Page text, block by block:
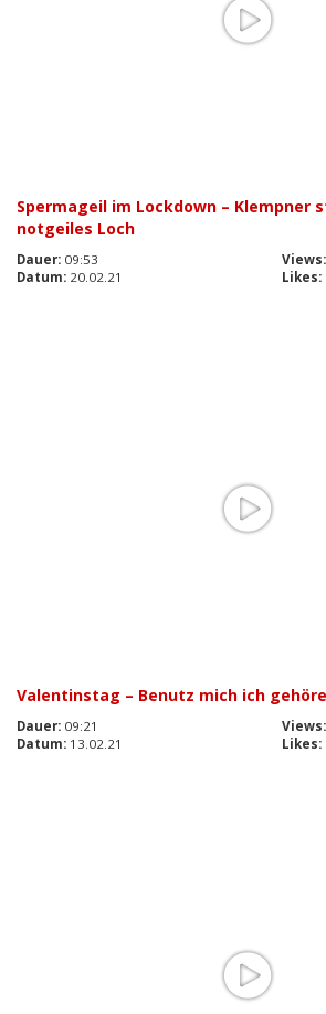
Spermageil im Lockdown – Klempner
notgeiles Loch
Dauer: 09:53 Views:
Datum: 20.02.21 Likes:
Valentinstag – Benutz mich ich
Dauer: 09:21 Views:
Datum: 13.02.21 Likes: